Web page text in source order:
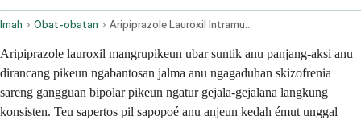
Imah Obat-obatan Aripiprazole Lauroxil Intramuscular Route
Aripiprazole lauroxil mangrupikeun ubar suntik anu panjang-aksi anu
dirancang pikeun ngabantosan jalma anu ngagaduhan skizofrenia
sareng gangguan bipolar pikeun ngatur gejala-gejalana langkung
konsisten. Teu sapertos pil sapopoé anu anjeun kedah émut unggal